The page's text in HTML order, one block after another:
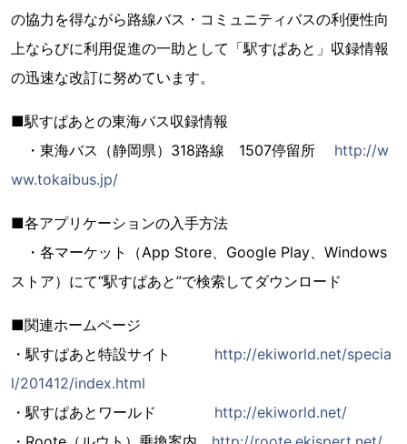
の協力を得ながら路線バス・コミュニティバスの利便性向
上ならびに利用促進の一助として「駅すぱあと」収録情報
の迅速な改訂に努めています。
■駅すぱあとの東海バス収録情報
・東海バス（静岡県）318路線 1507停留所 http://w
ww.tokaibus.jp/
■各アプリケーションの入手方法
・各マーケット（App Store、Google Play、Windows
ストア）にて“駅すぱあと”で検索してダウンロード
■関連ホームページ
・駅すぱあと特設サイト http://ekiworld.net/specia
l/201412/index.html
・駅すぱあとワールド http://ekiworld.net/